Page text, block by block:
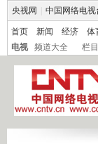
央视网 中国网络电视
首页 新闻 经济 体
电视
频道大全 栏